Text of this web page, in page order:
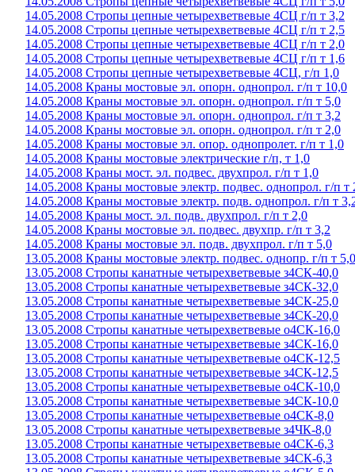
14.05.2008 Стропы цепные четырехветвевые 4СЦ г/п т 3,2
14.05.2008 Стропы цепные четырехветвевые 4СЦ г/п т 2,5
14.05.2008 Стропы цепные четырехветвевые 4СЦ г/п т 2,0
14.05.2008 Стропы цепные четырехветвевые 4СЦ г/п т 1,6
14.05.2008 Стропы цепные четырехветвевые 4СЦ, г/п 1,0
14.05.2008 Краны мостовые эл. опорн. однопрол. г/п т 10,0
14.05.2008 Краны мостовые эл. опорн. однопрол. г/п т 5,0
14.05.2008 Краны мостовые эл. опорн. однопрол. г/п т 3,2
14.05.2008 Краны мостовые эл. опорн. однопрол. г/п т 2,0
14.05.2008 Краны мостовые эл. опор. однопролет. г/п т 1,0
14.05.2008 Краны мостовые электрические г/п, т 1,0
14.05.2008 Краны мост. эл. подвес. двухпрол. г/п т 1,0
14.05.2008 Краны мостовые электр. подвес. однопрол. г/п т
14.05.2008 Краны мостовые электр. подв. однопрол. г/п т
14.05.2008 Краны мост. эл. подв. двухпрол. г/п т 2,0
14.05.2008 Краны мостовые эл. подвес. двухпр. г/п т 3,2
14.05.2008 Краны мостовые эл. подв. двухпрол. г/п т 5,0
13.05.2008 Краны мостовые электр. подвес. однопр. г/п т 5,0
13.05.2008 Стропы канатные четырехветвевые з4СК-40,0
13.05.2008 Стропы канатные четырехветвевые з4СК-32,0
13.05.2008 Стропы канатные четырехветвевые з4СК-25,0
13.05.2008 Стропы канатные четырехветвевые з4СК-20,0
13.05.2008 Стропы канатные четырехветвевые о4СК-16,0
13.05.2008 Стропы канатные четырехветвевые з4СК-16,0
13.05.2008 Стропы канатные четырехветвевые о4СК-12,5
13.05.2008 Стропы канатные четырехветвевые з4СК-12,5
13.05.2008 Стропы канатные четырехветвевые о4СК-10,0
13.05.2008 Стропы канатные четырехветвевые з4СК-10,0
13.05.2008 Стропы канатные четырехветвевые о4СК-8,0
13.05.2008 Стропы канатные четырехветвевые з4ЧК-8,0
13.05.2008 Стропы канатные четырехветвевые о4СК-6,3
13.05.2008 Стропы канатные четырехветвевые з4СК-6,3